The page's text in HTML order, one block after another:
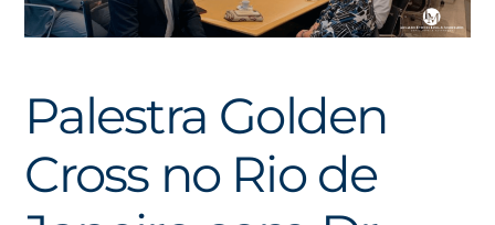
Palestra Golden
Cross no Rio de